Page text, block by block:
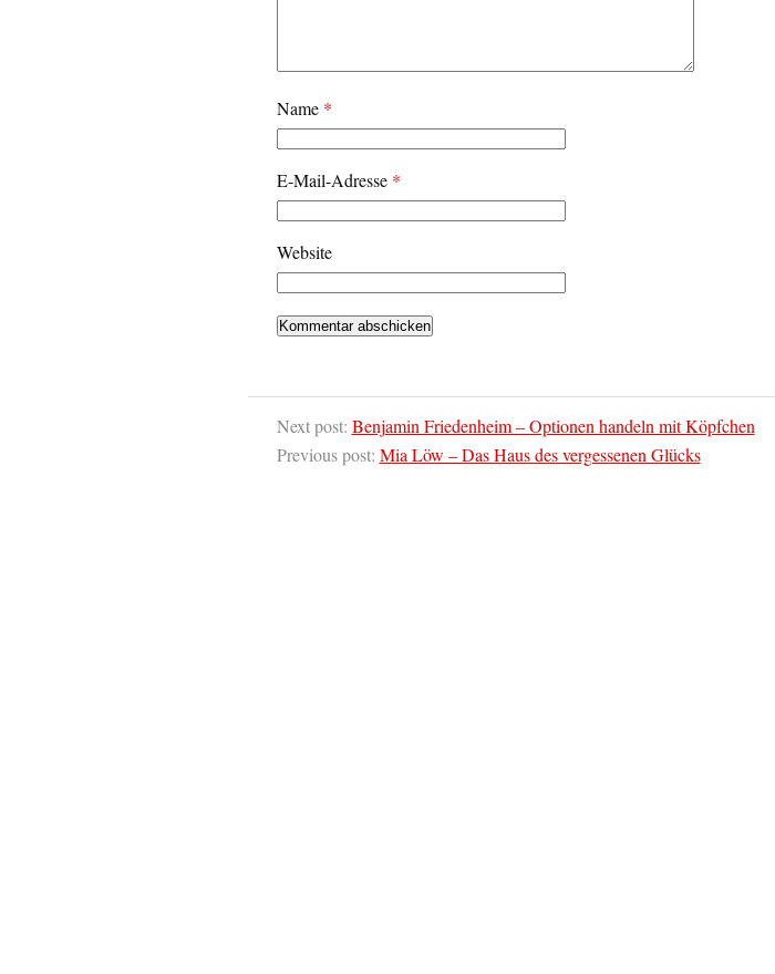
Name *
E-Mail-Adresse *
Website
Next post: Benjamin Friedenheim – Optionen handeln mit Köpfchen
Previous post: Mia Löw – Das Haus des vergessenen Glücks